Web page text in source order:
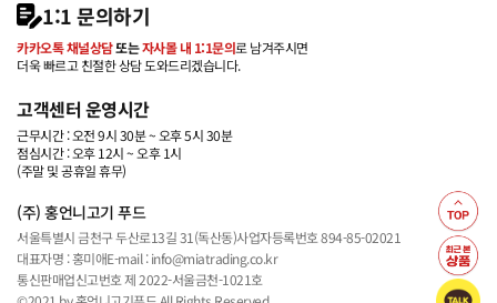
1:1 문의하기
카카오톡 채널상담또는자사몰 내 1:1문의로 남겨주시면
더욱 빠르고 친절한 상담 도와드리겠습니다.
고객센터 운영시간
근무시간 : 오전 9시 30분 ~ 오후 5시 30분
점심시간 : 오후 12시 ~ 오후 1시
(주말 및 공휴일 휴무)
(주) 홍언니고기 푸드
서울특별시 금천구 두산로13길 31(독산동)사업자등록번호 894-85-02021
대표자명 : 홍미애E-mail : info@miatrading.co.kr
통신판매업신고번호 제 2022-서울금천-1021호